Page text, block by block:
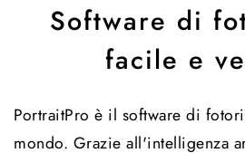
Software di
facile e
PortraitPro è il software di
mondo. Grazie all'intelligenza